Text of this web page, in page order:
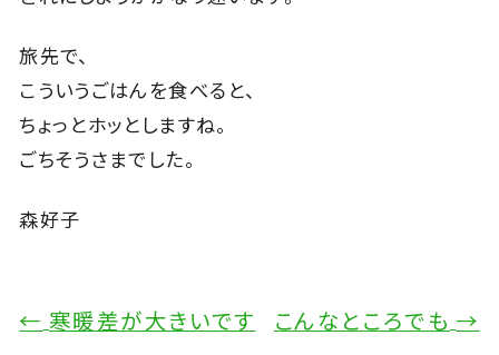
旅先で、
こういうごはんを食べると、
ちょっとホッとしますね。
ごちそうさまでした。
森好子
← 寒暖差が大きいです こんなところでも →